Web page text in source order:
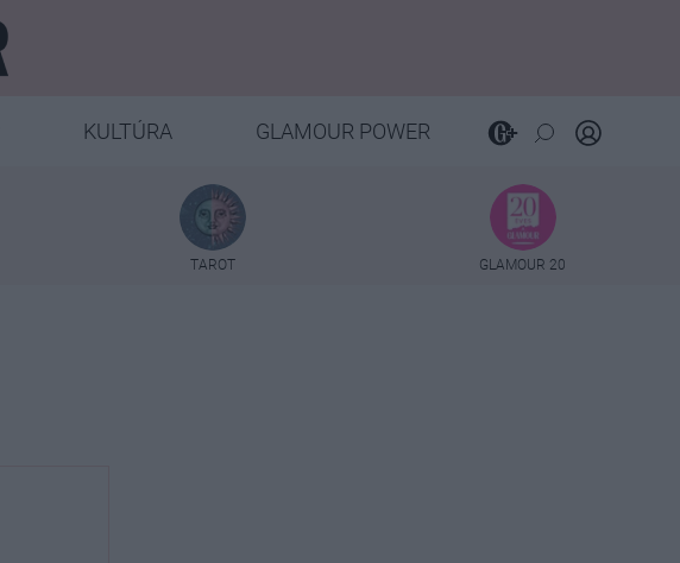
KULTÚRA GLAMOUR POWER
TAROT GLAMOUR 20